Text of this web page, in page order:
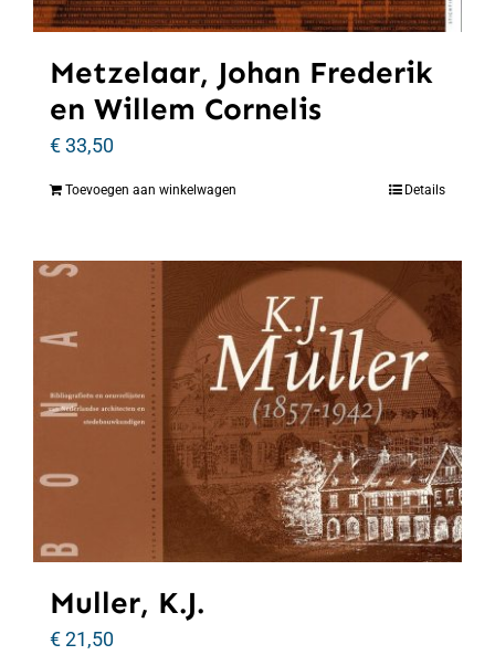
Metzelaar, Johan Frederik
en Willem Cornelis
€33,50
Toevoegen aan winkelwagen Details
Muller, K.J.
€21,50